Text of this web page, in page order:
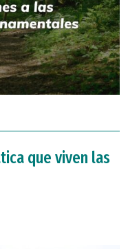
que viven las